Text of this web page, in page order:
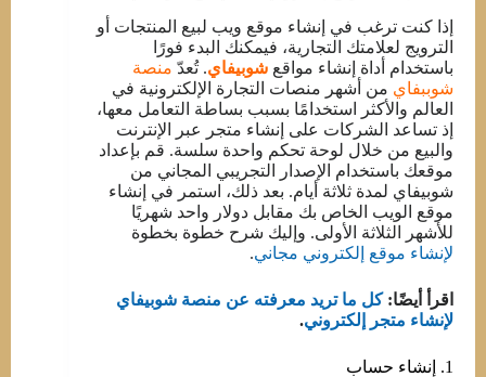
إذا كنت ترغب في إنشاء موقع ويب لبيع المنتجات أو
الترويج لعلامتك التجارية، فيمكنك البدء فورًا
باستخدام أداة إنشاء مواقع شوبيفاي. تُعدّ منصة
شوببفاي من أشهر منصات التجارة الإلكترونية في
العالم والأكثر استخدامًا بسبب بساطة التعامل معها،
إذ تساعد الشركات على إنشاء متجر عبر الإنترنت
والبيع من خلال لوحة تحكم واحدة سلسة. قم بإعداد
موقعك باستخدام الإصدار التجريبي المجاني من
شوبيفاي لمدة ثلاثة أيام. بعد ذلك، استمر في إنشاء
موقع الويب الخاص بك مقابل دولار واحد شهريًا
للأشهر الثلاثة الأولى. وإليك شرح خطوة بخطوة
لإنشاء موقع إلكتروني مجاني.
اقرأ أيضًا:كل ما تريد معرفته عن منصة شوبيفاي
لإنشاء متجر إلكتروني.
1. إنشاء حساب